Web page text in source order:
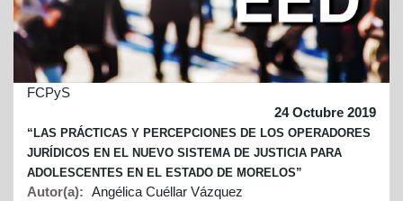
FCPyS
24 Octubre 2019
“LAS PRÁCTICAS Y PERCEPCIONES DE LOS OPERADORES
JURÍDICOS EN EL NUEVO SISTEMA DE JUSTICIA PARA
ADOLESCENTES EN EL ESTADO DE MORELOS”
Autor(a): Angélica Cuéllar Vázquez